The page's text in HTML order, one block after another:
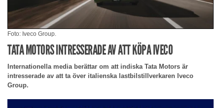
Foto: Iveco Group.
TATA MOTORS INTRESSERADE AV ATT KÖPA IVECO
Internationella media berättar om att indiska Tata Motors är
intresserade av att ta över italienska lastbilstillverkaren Iveco
Group.